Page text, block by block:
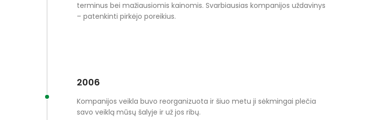
terminus bei mažiausiomis kainomis. Svarbiausias kompanijos uždavinys
– patenkinti pirkėjo poreikius.
2006
Kompanijos veikla buvo reorganizuota ir šiuo metu ji sėkmingai plečia
savo veiklą mūsų šalyje ir už jos ribų.